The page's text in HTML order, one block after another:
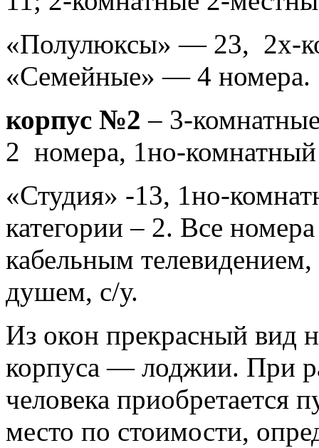
«Полулюксы» — 23, 2х-
«Семейные» — 4 номера.
корпус №2 – 3-
2 номера, 1но-
«Студия» -13, 1но-
категории – 2. Все
кабельным
душем, с/у.
Из окон прекрасный вид
корпуса — лоджии. При
человека приобретается
место по стоимости,